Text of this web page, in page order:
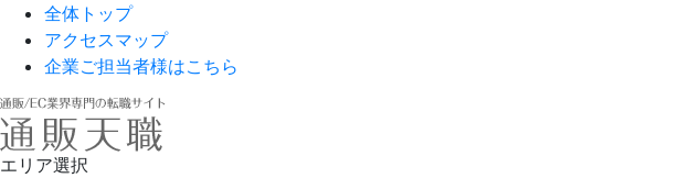
全体トップ
アクセスマップ
企業ご担当者様はこちら
エリア選択